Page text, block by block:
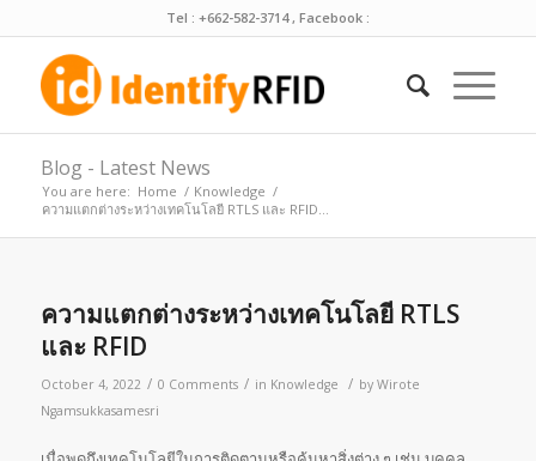
Tel : +662-582-3714 , Facebook :
Blog - Latest News
You are here: Home / Knowledge /
ความแตกต่างระหว่างเทคโนโลยี RTLS และ RFID...
ความแตกต่างระหว่างเทคโนโลยี RTLS
และ RFID
October 4, 2022 / 0 Comments / in Knowledge / by Wirote
Ngamsukkasamesri